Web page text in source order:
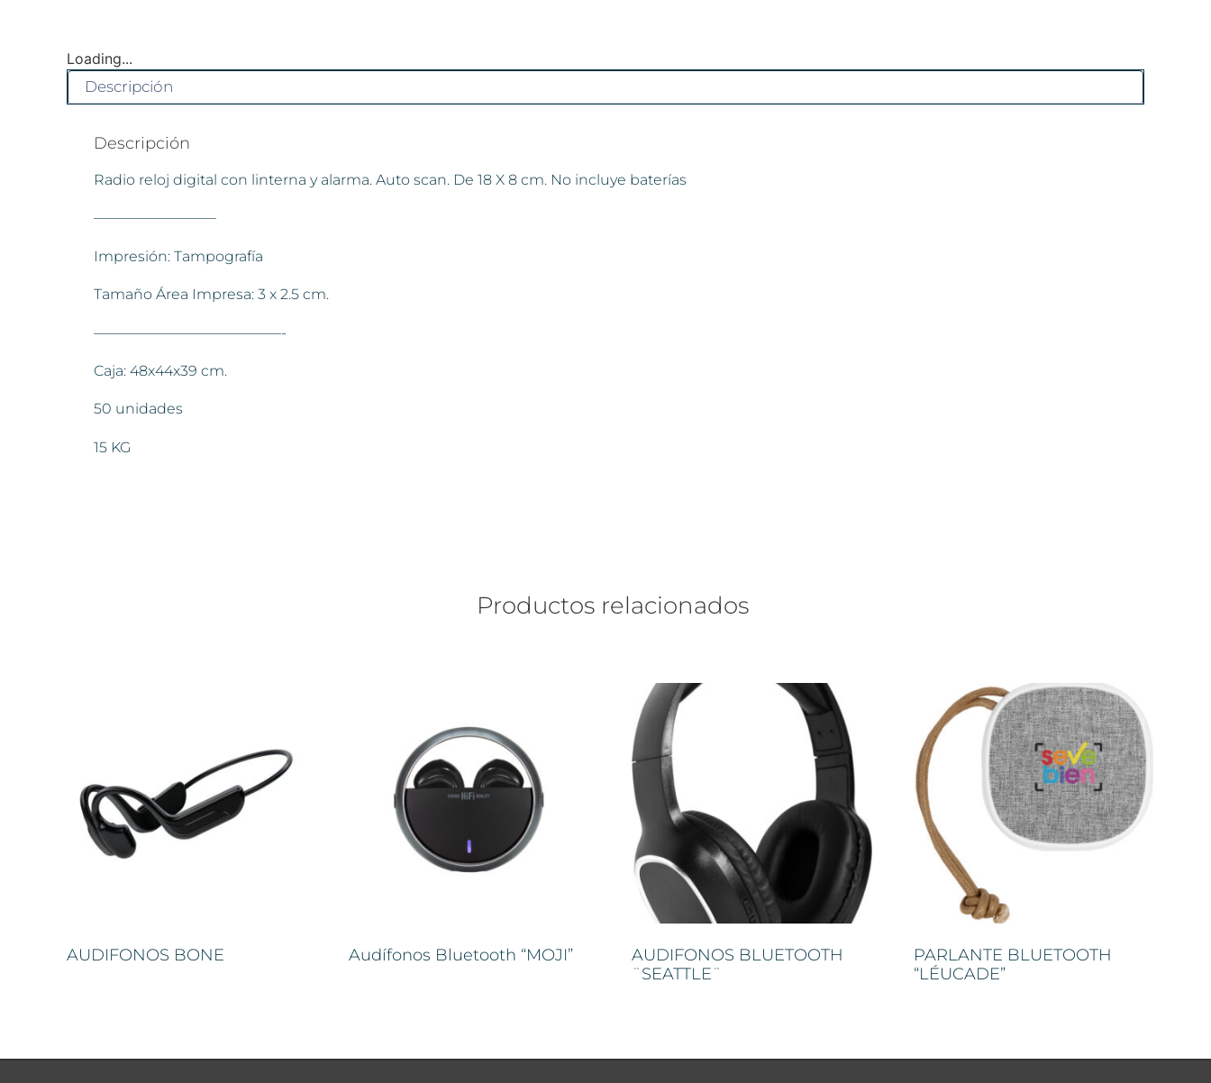
Loading...
Descripción
Descripción
Radio reloj digital con linterna y alarma. Auto scan. De 18 X 8 cm. No incluye baterías
————————–
Impresión: Tampografía
Tamaño Área Impresa: 3 x 2.5 cm.
—————————————-
Caja: 48x44x39 cm.
50 unidades
15 KG
Productos relacionados
AUDIFONOS BONE Audífonos Bluetooth “MOJI”
AUDIFONOS BLUETOOTH
¨SEATTLE¨
PARLANTE BLUETOOTH
“LÉUCADE”